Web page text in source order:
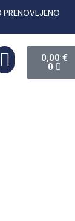
PRENOVLJENO
0,00€
0